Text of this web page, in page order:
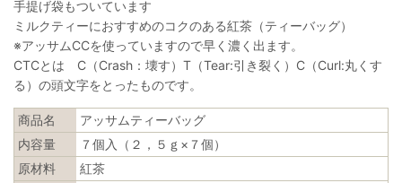
手提げ袋もついています
ミルクティーにおすすめのコクのある紅茶（ティーバッグ）
※アッサムCCを使っていますので早く濃く出ます。
CTCとは C（Crash：壊す）T（Tear:引き裂く）C（Curl:丸くす
る）の頭文字をとったものです。
商品名
アッサムティーバッグ
内容量
７個入（２，５ｇ×７個）
原材料
紅茶